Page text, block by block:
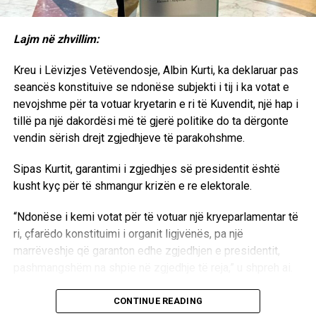
koncentruar ndaj institucioneve legale të Kosovës, autori
Rrustem Rugova thotë:
“Shqiptarët u vetorganizuan dhe vetfinancuan institucionet
e veta, prej arsimit e deri te shëndetësia dhe informimi,
madje edhe partitë politike. Pushteti serb, i cili mban me
dorë të hekurt gjendjen këtu nën kontroll, i ka halë në sy
këto institucione që u krijuan, po krijohen dhe do të krijohen
Sado që edhe shqiptarët kanë ecur nëpër teh të shpatës,
duke bërë politikë të mençur – tërheq e mos këput, pa u
thuhet në koment.
KMDLNJ reagon kundër dënimeve për shitblerje të
Lajm në zhvillim:
Kreu i Lëvizjes Vetëvendosje, Albin Kurti, ka deklaruar pas
seancës konstituive se ndonëse subjekti i tij i ka votat e
nevojshme për ta votuar kryetarin e ri të Kuvendit, një hap i
tillë pa një dakordësi më të gjerë politike do ta dërgonte
vendin sërish drejt zgjedhjeve të parakohshme.
Sipas Kurtit, garantimi i zgjedhjes së presidentit është
kusht kyç për të shmangur krizën e re elektorale.
“Ndonëse i kemi votat për të votuar një kryeparlamentar të
ri, çfarëdo konstituimi i organit ligjvënës, pa një
marrëveshje që garanton edhe zgjedhjen e presidentit,
Kreu i LVV-së ritheksoi nevojën për dialog të drejtpërdrejtë
CONTINUE READING